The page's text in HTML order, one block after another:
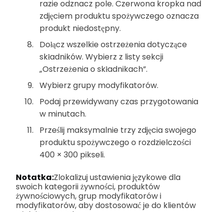
razie odznacz pole. Czerwona kropka nad
zdjęciem produktu spożywczego oznacza
produkt niedostępny.
Dołącz wszelkie ostrzeżenia dotyczące
składników. Wybierz z listy sekcji
„Ostrzeżenia o składnikach”.
Wybierz grupy modyfikatorów.
Podaj przewidywany czas przygotowania
w minutach.
Prześlij maksymalnie trzy zdjęcia swojego
produktu spożywczego o rozdzielczości
400 × 300 pikseli.
Notatka:Zlokalizuj ustawienia językowe dla
swoich kategorii żywności, produktów
żywnościowych, grup modyfikatorów i
modyfikatorów, aby dostosować je do klientów